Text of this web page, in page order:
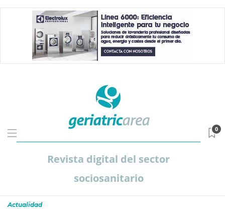
Revista digital del sector
sociosanitario
0
Actualidad